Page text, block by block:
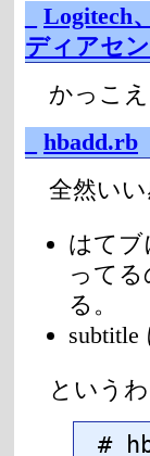
Logitech
ディアセ
かっこえ
hbadd.rb
全然いい
はてブ
って
る。
subtitle
という
#